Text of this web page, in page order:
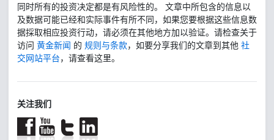
同时所有的投资决定都是有风险性的。 文章中所包含的信息以
及数据可能已经和实际事件有所不同，如果您要根据这些信息数
据採取相应投资行动，请必须在其他地方加以验证。请检查关于
访问 黄金新闻 的 规则与条款，如要分享我们的文章到其他 社
交网站平台，请查看这里。
关注我们